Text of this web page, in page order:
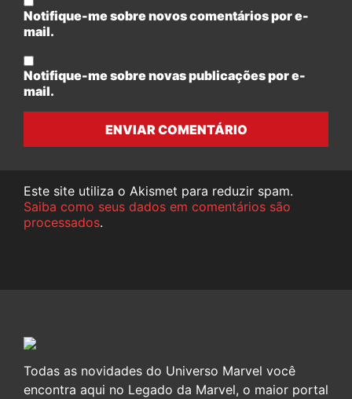
Notifique-me sobre novos comentários por e-
mail.
Notifique-me sobre novas publicações por e-
mail.
ENVIAR COMENTÁRIO
Este site utiliza o Akismet para reduzir spam.
Saiba como seus dados em comentários são
processados.
Todas as novidades do Universo Marvel você
encontra aqui no Legado da Marvel, o maior portal